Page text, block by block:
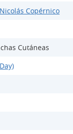
Copérnico
Cutáneas